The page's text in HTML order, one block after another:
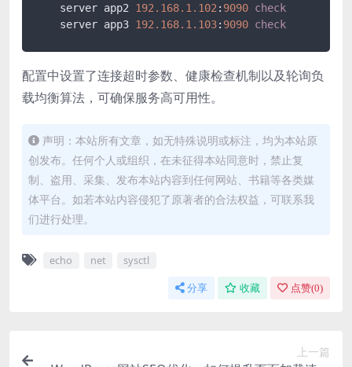
    server app2
192.168.1 .102 : 9090 check
    server app3
192.168.1 .103: 9090 check
配置中设置了连接超时参数、健康检查机制以及轮询负
载均衡算法，可确保服务高可用性。
声明：本站所有文章，如无特殊说明或标注，均为本站原
创发布。任何个人或组织，在未征得本站同意时，禁止复
制、盗用、采集、发布本站内容到任何网站、书籍等各类媒
体平台。如若本站内容侵犯了原著者的合法权益，可联系我
们进行处理。
echo net sysctl
分享 收藏 点赞(0)
上一篇